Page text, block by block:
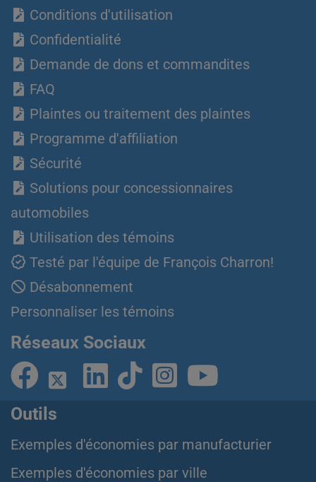
Conditions d'utilisation
Confidentialité
Demande de dons et commandites
FAQ
Plaintes ou traitement des plaintes
Programme d'affiliation
Sécurité
Solutions pour concessionnaires
automobiles
Utilisation des témoins
Testé par l'équipe de François Charron!
Désabonnement
Personnaliser les témoins
Réseaux Sociaux
Outils
Exemples d'économies par manufacturier
Exemples d'économies par ville